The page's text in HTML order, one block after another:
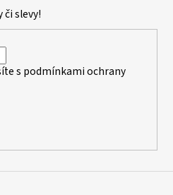
a
c
r
ý
p
či slevy!
s podmínkami ochrany